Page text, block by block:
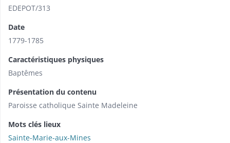
EDEPOT/313
Date
1779-1785
Caractéristiques physiques
Baptêmes
Présentation du contenu
Paroisse catholique Sainte Madeleine
Mots clés lieux
Sainte-Marie-aux-Mines